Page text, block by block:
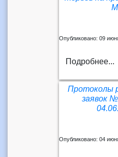
Опубликовано: 09
Подробнее...
Протоколы
заявок
Опубликовано: 04